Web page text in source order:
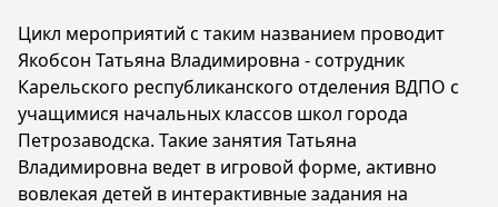
Цикл мероприятий с таким названием проводит
Якобсон Татьяна Владимировна - сотрудник
Карельского республиканского отделения ВДПО с
учащимися начальных классов школ города
Петрозаводска. Такие занятия Татьяна
Владимировна ведет в игровой форме, активно
вовлекая детей в интерактивные задания на